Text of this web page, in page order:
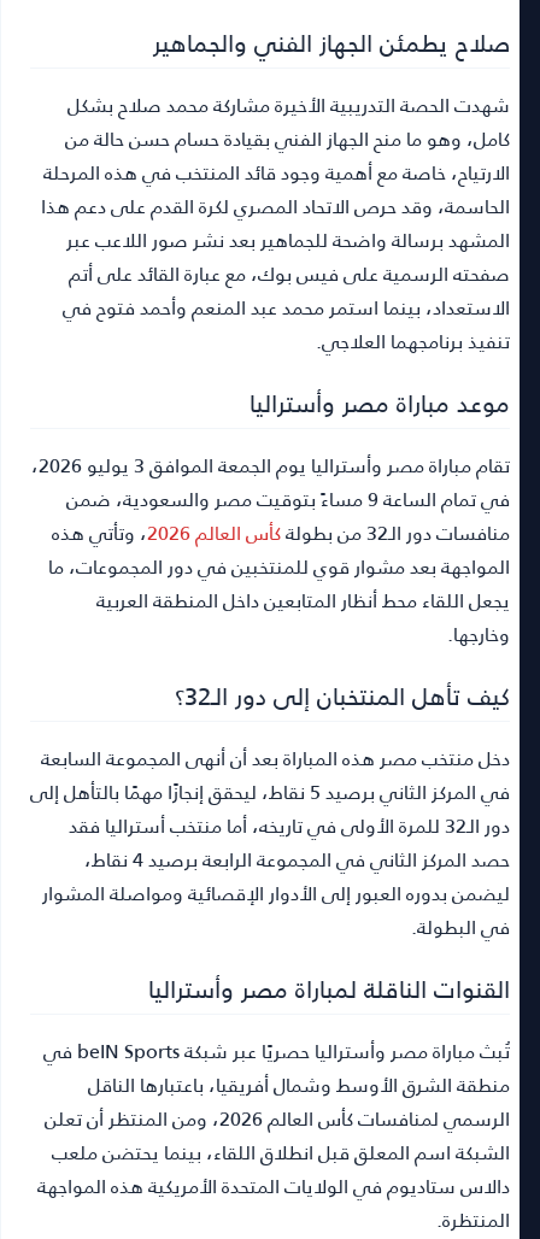
صلاح يطمئن الجهاز الفني والجماهير
شهدت الحصة التدريبية الأخيرة مشاركة محمد صلاح بشكل
كامل، وهو ما منح الجهاز الفني بقيادة حسام حسن حالة من
الارتياح، خاصة مع أهمية وجود قائد المنتخب في هذه المرحلة
الحاسمة، وقد حرص الاتحاد المصري لكرة القدم على دعم هذا
المشهد برسالة واضحة للجماهير بعد نشر صور اللاعب عبر
صفحته الرسمية على فيس بوك، مع عبارة القائد على أتم
الاستعداد، بينما استمر محمد عبد المنعم وأحمد فتوح في
تنفيذ برنامجهما العلاجي.
موعد مباراة مصر وأستراليا
تقام مباراة مصر وأستراليا يوم الجمعة الموافق 3 يوليو 2026،
في تمام الساعة 9 مساءً بتوقيت مصر والسعودية، ضمن
منافسات دور الـ32 من بطولة
كأس العالم 2026
، وتأتي هذه
المواجهة بعد مشوار قوي للمنتخبين في دور المجموعات، ما
يجعل اللقاء محط أنظار المتابعين داخل المنطقة العربية
وخارجها.
كيف تأهل المنتخبان إلى دور الـ32؟
دخل منتخب مصر هذه المباراة بعد أن أنهى المجموعة السابعة
في المركز الثاني برصيد 5 نقاط، ليحقق إنجازًا مهمًا بالتأهل إلى
دور الـ32 للمرة الأولى في تاريخه، أما منتخب أستراليا فقد
حصد المركز الثاني في المجموعة الرابعة برصيد 4 نقاط،
ليضمن بدوره العبور إلى الأدوار الإقصائية ومواصلة المشوار
في البطولة.
القنوات الناقلة لمباراة مصر وأستراليا
تُبث مباراة مصر وأستراليا حصريًا عبر شبكة beIN Sports في
منطقة الشرق الأوسط وشمال أفريقيا، باعتبارها الناقل
الرسمي لمنافسات كأس العالم 2026، ومن المنتظر أن تعلن
الشبكة اسم المعلق قبل انطلاق اللقاء، بينما يحتضن ملعب
دالاس ستاديوم في الولايات المتحدة الأمريكية هذه المواجهة
المنتظرة.